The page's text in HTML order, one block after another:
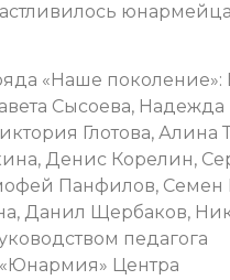
«Наше
Сысоева, Надежда
Глотова, Алина
Денис Корелин,
Панфилов, Семен
Данил Щербаков,
педагога
Центра